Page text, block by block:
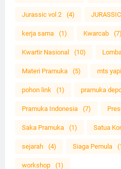
Jurassic vol 2 (4)
kerja sama (1) Kwarcab (7)
Kwartir Nasional (10)
Materi Pramuka (5) mts
pohon link (1) pramuka
Pramuka Indonesia (7)
Saka Pramuka (1) Satua
sejarah (4) Siaga Pemula
workshop (1)